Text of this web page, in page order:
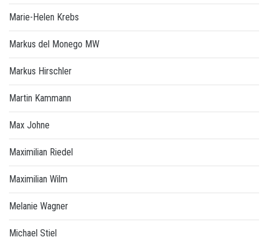
Marie-Helen Krebs
Markus del Monego MW
Markus Hirschler
Martin Kammann
Max Johne
Maximilian Riedel
Maximilian Wilm
Melanie Wagner
Michael Stiel